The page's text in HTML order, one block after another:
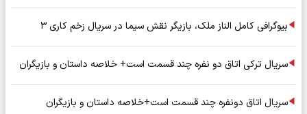
بیوگرافی کامل الناز ملک، بازیگر نقش سیما در سریال زخم کاری ۳
سریال ترکی اتاق دو نفره چند قسمت است+ خلاصه داستان و بازیگران
سریال اتاق دونفره چند قسمت است+خلاصه داستان و بازیگران